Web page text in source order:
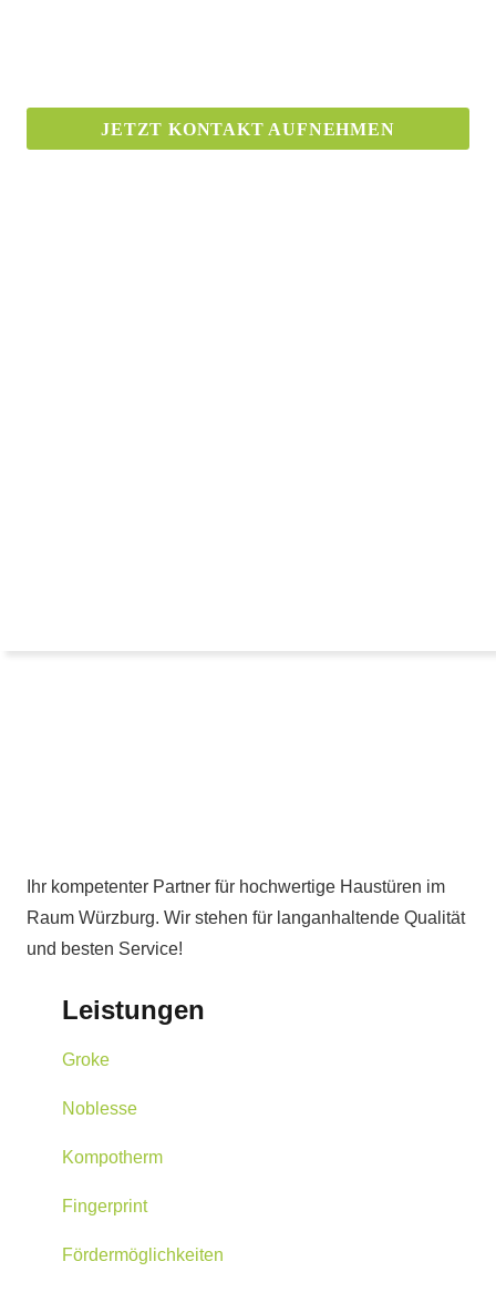
JETZT KONTAKT AUFNEHMEN
Ihr kompetenter Partner für hochwertige Haustüren im
Raum Würzburg. Wir stehen für langanhaltende Qualität
und besten Service!
Leistungen
Groke
Noblesse
Kompotherm
Fingerprint
Fördermöglichkeiten